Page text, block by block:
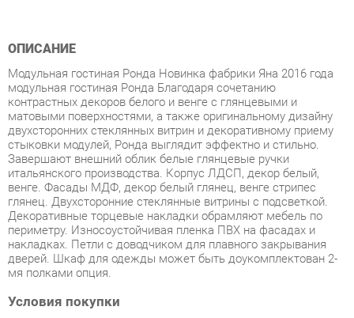
модульная гостиная Ронда Благодаря сочетанию
матовыми поверхностями, а также оригинальному дизайну
двухсторонних стеклянных витрин и декоративному приему
стыковки модулей, Ронда выглядит эффектно и стильно.
Завершают внешний облик белые глянцевые ручки
итальянского производства. Корпус ЛДСП, декор белый,
венге. Фасады МДФ, декор белый глянец, венге стрипес
глянец. Двухсторонние стеклянные витрины с подсветкой.
Декоративные торцевые накладки обрамляют мебель по
периметру. Износоустойчивая пленка ПВХ на фасадах и
накладках. Петли с доводчиком для плавного закрывания
дверей. Шкаф для одежды может быть доукомплектован 2-
мя полками опция.
Условия покупки
Благодаря качественным фото, исчерпывающей информации
покупателей маркетплэйса «Мягкая мебель Екатеринбург»